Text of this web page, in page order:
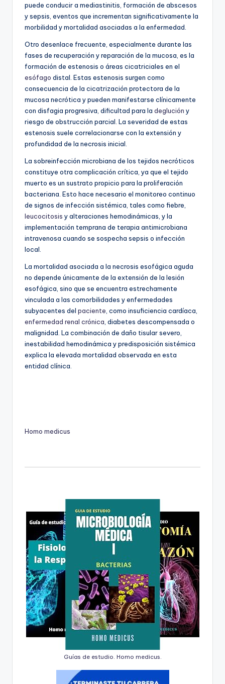
puede conducir a mediastinitis, formación de abscesos
y sepsis, eventos que incrementan significativamente la
morbilidad y mortalidad asociadas a la enfermedad.
Otro desenlace frecuente, especialmente durante las
fases de recuperación y reparación de la mucosa, es la
formación de estenosis o áreas cicatriciales en el
esófago distal. Estas estenosis surgen como
consecuencia de la cicatrización protectora de la
mucosa necrótica y pueden manifestarse clínicamente
con disfagia progresiva, dificultad para la deglución y
riesgo de obstrucción parcial. La severidad de estas
estenosis suele correlacionarse con la extensión y
profundidad de la necrosis inicial.
La sobreinfección microbiana de los tejidos necróticos
constituye otra complicación crítica, ya que el tejido
muerto es un sustrato propicio para la proliferación
bacteriana. Esto hace necesario el monitoreo continuo
de signos de infección sistémica, tales como fiebre,
leucocitosis y alteraciones hemodinámicas, y la
implementación temprana de terapia antimicrobiana
intravenosa cuando se sospecha sepsis o infección
local.
La mortalidad asociada a la necrosis esofágica aguda
no depende únicamente de la extensión de la lesión
esofágica, sino que se encuentra estrechamente
vinculada a las comorbilidades y enfermedades
subyacentes del paciente , como insuficiencia cardíaca,
enfermedad renal crónica , diabetes descompensada o
malignidad. La combinación de daño tisular severo,
inestabilidad hemodinámica y predisposición sistémica
explica la elevada mortalidad observada en esta
entidad clínica.
Homo medicus
Guías de estudio. Homo medicus.